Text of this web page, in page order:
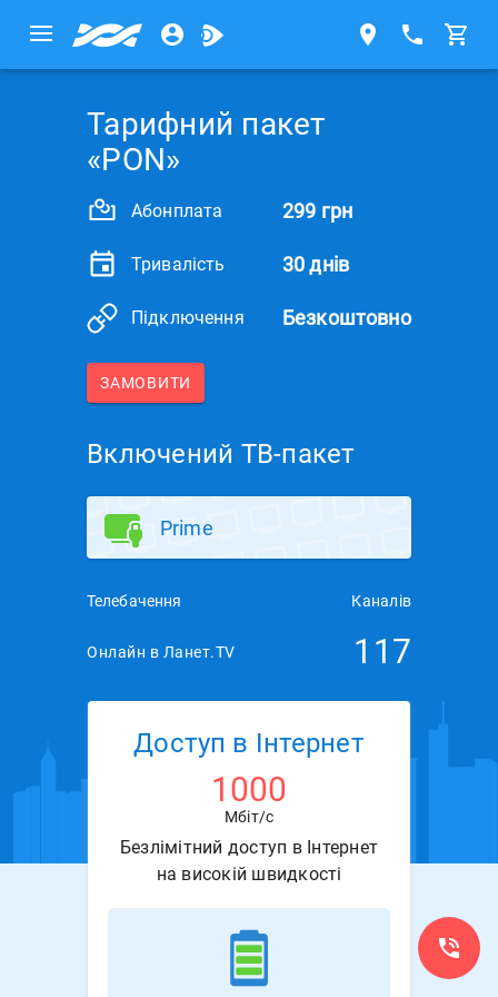
Тарифний пакет
«PON»
Абонплата 299 грн
Тривалість 30 днів
Підключення Безкоштовно
ЗАМОВИТИ
Включений ТВ-пакет
Prime
Телебачення Каналів
Онлайн в Ланет.TV 117
Доступ в Інтернет
1000
Мбіт/с
Безлімітний доступ в Інтернет
на високій швидкості